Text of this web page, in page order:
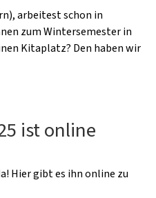
arbeitest schon in
zum Wintersemester in
Kitaplatz? Den haben wir
ist online
Hier gibt es ihn online zu